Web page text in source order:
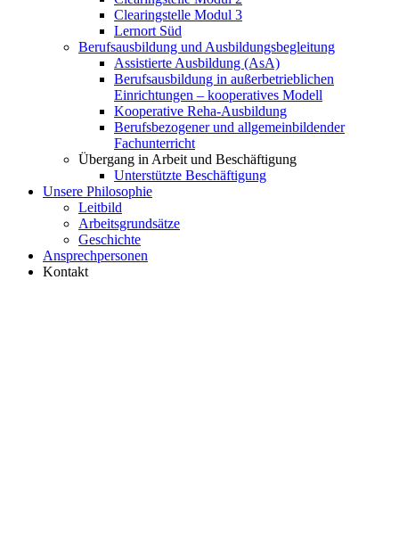
Clearingstelle Modul 3
Lernort Süd
Berufsausbildung und Ausbildungsbegleitung
Assistierte Ausbildung (AsA)
Berufsausbildung in außerbetrieblichen
Einrichtungen – kooperatives Modell
Kooperative Reha-Ausbildung
Berufsbezogener und allgemeinbildender
Fachunterricht
Übergang in Arbeit und Beschäftigung
Unterstützte Beschäftigung
Unsere Philosophie
Leitbild
Arbeitsgrundsätze
Geschichte
Ansprechpersonen
Kontakt